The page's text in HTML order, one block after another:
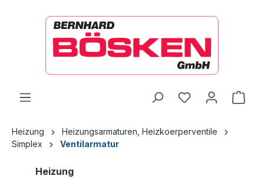
Heizung
Heizungsarmaturen, Heizkoerperventile
Simplex
Ventilarmatur
Heizung